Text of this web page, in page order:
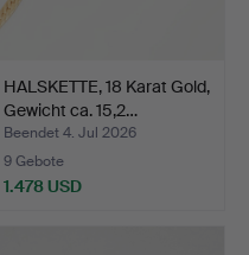
HALSKETTE, 18 Karat Gold,
Gewicht ca. 15,2…
Beendet 4. Jul 2026
9 Gebote
1.478 USD